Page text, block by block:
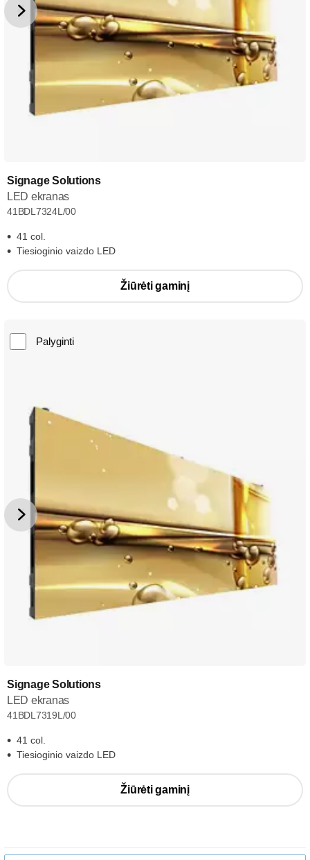
Signage Solutions
LED ekranas
41BDL7324L/00
41 col.
Tiesioginio vaizdo LED
Žiūrėti gaminį
Palyginti
Signage Solutions
LED ekranas
41BDL7319L/00
41 col.
Tiesioginio vaizdo LED
Žiūrėti gaminį